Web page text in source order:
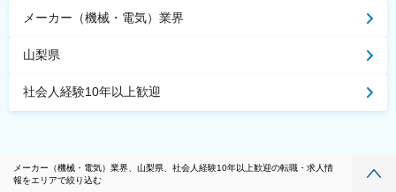
メーカー（機械・電気）業界
山梨県
社会人経験10年以上歓迎
メーカー（機械・電気）業界、山梨県、社会人経験10年以上歓迎の転職・求人情
報をエリアで絞り込む